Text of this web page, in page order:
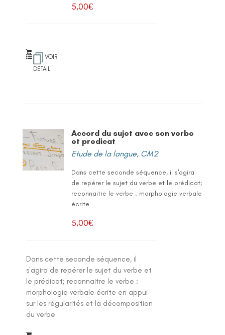
5,00€
VOIR
DETAIL
Accord du sujet avec son verbe
et predicat
Etude de la langue, CM2
Dans cette seconde séquence, il s'agira
de repérer le sujet du verbe et le prédicat;
reconnaitre le verbe : morphologie verbale
écrite...
5,00€
Dans cette seconde séquence, il
s'agira de repérer le sujet du verbe et
le prédicat; reconnaitre le verbe :
morphologie verbale écrite en appui
sur les régularités et la décomposition
du verbe